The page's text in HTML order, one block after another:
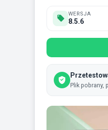
WERSJA
8.5.6
Plik pobrany,